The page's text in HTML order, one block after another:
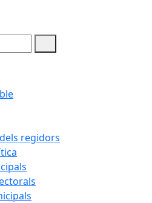
regidors